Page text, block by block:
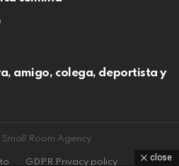
amigo, colega, deportista y
Room Agency
GDPR Privacy policy close